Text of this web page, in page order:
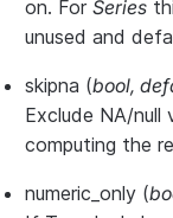
on. For Series
unused and
skipna (bool,
Exclude NA/null
computing the
numeric_only (